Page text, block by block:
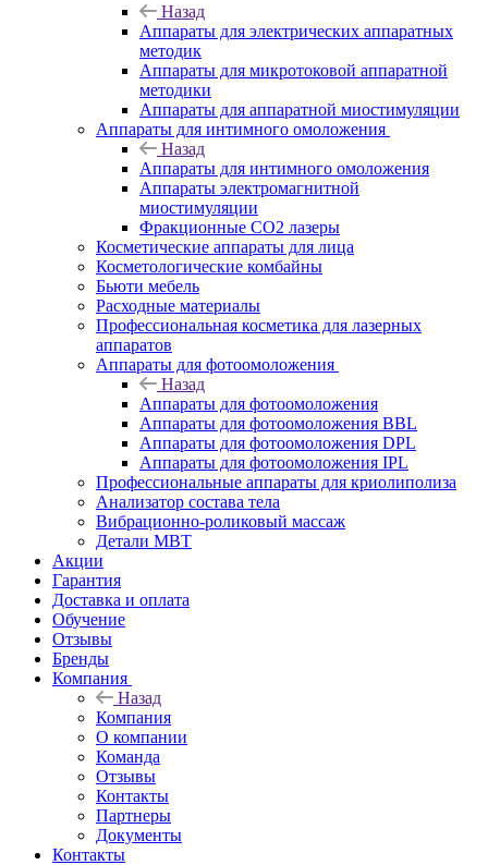
Назад
Аппараты для электрических аппаратных
методик
Аппараты для микротоковой аппаратной
методики
Аппараты для аппаратной миостимуляции
Аппараты для интимного омоложения
Назад
Аппараты для интимного омоложения
Аппараты электромагнитной
миостимуляции
Фракционные CO2 лазеры
Косметические аппараты для лица
Косметологические комбайны
Бьюти мебель
Расходные материалы
Профессиональная косметика для лазерных
аппаратов
Аппараты для фотоомоложения
Назад
Аппараты для фотоомоложения
Аппараты для фотоомоложения BBL
Аппараты для фотоомоложения DPL
Аппараты для фотоомоложения IPL
Профессиональные аппараты для криолиполиза
Анализатор состава тела
Вибрационно-роликовый массаж
Детали MBT
Акции
Гарантия
Доставка и оплата
Обучение
Отзывы
Бренды
Компания
Назад
Компания
О компании
Команда
Отзывы
Контакты
Партнеры
Документы
Контакты